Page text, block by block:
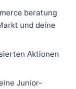
beratung
und deine
Aktionen
Junior-